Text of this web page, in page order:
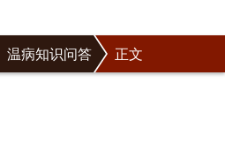
温病知识问答 正文